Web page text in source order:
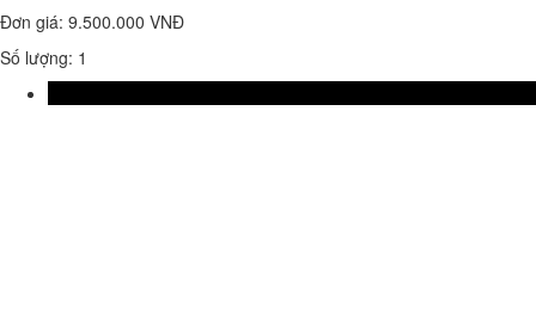
Đơn giá: 9.500.000 VNĐ
Số lượng: 1